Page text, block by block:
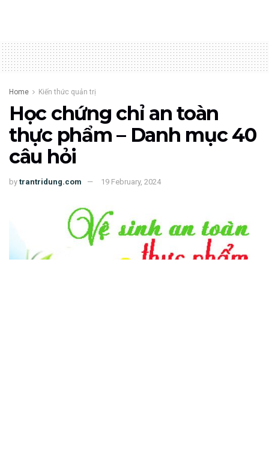
Home Kiến thức quản trị
Học chứng chỉ an toàn
thực phẩm – Danh mục 40
câu hỏi
by trantridung.com 19 February, 2024